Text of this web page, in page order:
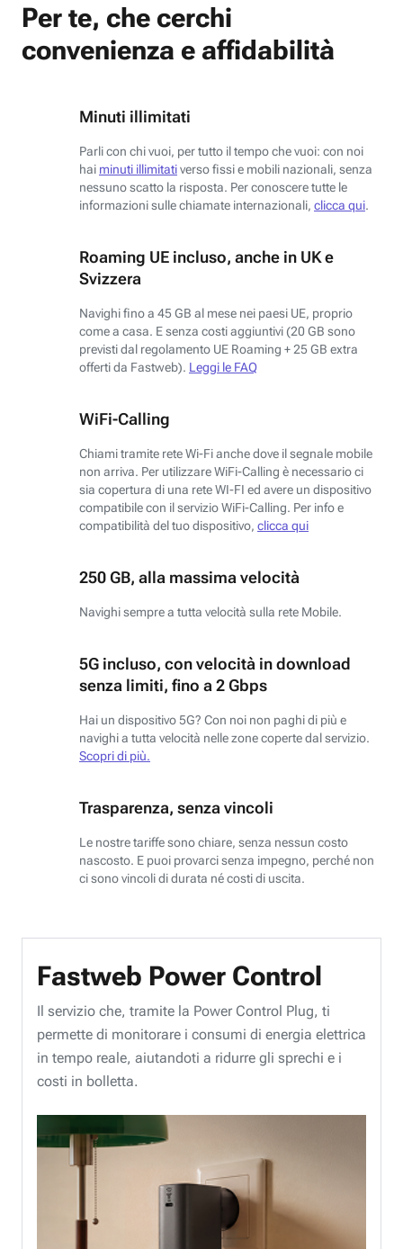
Per te, che cerchi
convenienza e affidabilità
Minuti illimitati
Parli con chi vuoi, per tutto il tempo che vuoi: con noi
hai minuti illimitativerso fissi e mobili nazionali, senza
nessuno scatto la risposta. Per conoscere tutte le
informazioni sulle chiamate internazionali, clicca qui.
Roaming UE incluso, anche in UK e
Svizzera
Navighi fino a 45 GB al mese nei paesi UE, proprio
come a casa. E senza costi aggiuntivi (20 GB sono
previsti dal regolamento UE Roaming + 25 GB extra
offerti da Fastweb). Leggi le FAQ
WiFi-Calling
Chiami tramite rete Wi-Fi anche dove il segnale mobile
non arriva. Per utilizzare WiFi-Calling è necessario ci
sia copertura di una rete WI-FI ed avere un dispositivo
compatibile con il servizio WiFi-Calling. Per info e
compatibilità del tuo dispositivo, clicca qui
250 GB, alla massima velocità
Navighi sempre a tutta velocità sulla rete Mobile.
5G incluso, con velocità in download
senza limiti, fino a 2 Gbps
Hai un dispositivo 5G? Con noi non paghi di più e
navighi a tutta velocità nelle zone coperte dal servizio.
Scopri di più.
Trasparenza, senza vincoli
Le nostre tariffe sono chiare, senza nessun costo
nascosto. E puoi provarci senza impegno, perché non
ci sono vincoli di durata né costi di uscita.
Fastweb Power Control
Il servizio che, tramite la Power Control Plug, ti
permette di monitorare i consumi di energia elettrica
in tempo reale, aiutandoti a ridurre gli sprechi e i
costi in bolletta.